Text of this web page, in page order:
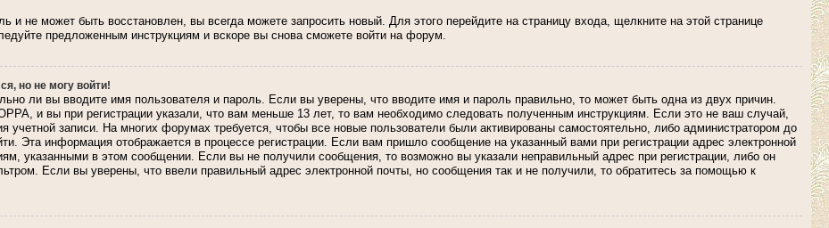
и не может быть восстановлен, вы всегда можете запросить новый. Для этого перейдите на страницу входа, щелкните на этой странице
предложенным инструкциям и вскоре вы снова сможете войти на форум.
но не могу войти!
ли вы вводите имя пользователя и пароль. Если вы уверены, что вводите имя и пароль правильно, то может быть одна из двух причин.
и вы при регистрации указали, что вам меньше 13 лет, то вам необходимо следовать полученным инструкциям. Если это не ваш случай,
учетной записи. На многих форумах требуется, чтобы все новые пользователи были активированы самостоятельно, либо администратором до
Эта информация отображается в процессе регистрации. Если вам пришло сообщение на указанный вами при регистрации адрес электронной
указанными в этом сообщении. Если вы не получили сообщения, то возможно вы указали неправильный адрес при регистрации, либо он
Если вы уверены, что ввели правильный адрес электронной почты, но сообщения так и не получили, то обратитесь за помощью к